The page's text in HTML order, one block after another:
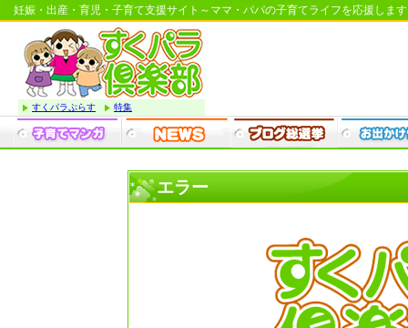
妊娠・出産・育児・子育て支援サイト～ママ・パパの子育てライフを応援しま
すくパラぷらす 特集
エラー